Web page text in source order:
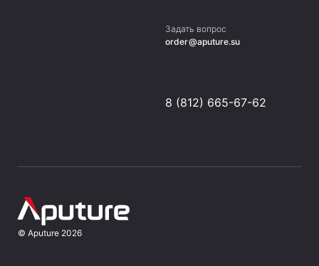
Задать вопрос
order@aputure.su
8 (812) 665-67-62
© Aputure 2026